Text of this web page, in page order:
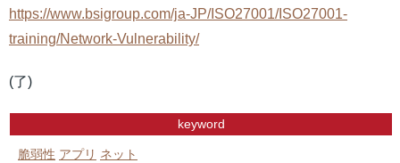
https://www.bsigroup.com/ja-JP/ISO27001/ISO27001-
training/Network-Vulnerability/
(了)
keyword
脆弱性 アプリ ネット